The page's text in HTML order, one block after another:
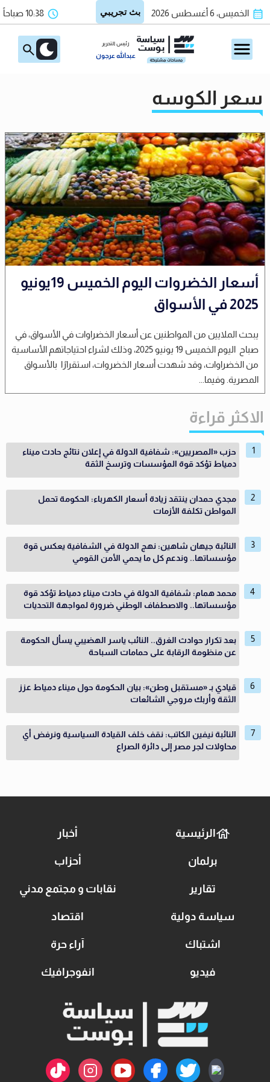
الخميس، 6 أغسطس 2026 10:38 صباحاً
رئيس التحرير
عبدالله عرجون
سعر الكوسه
أسعار الخضروات اليوم الخميس 19يونيو
2025 في الأسواق
يبحث الملايين من المواطنين عن أسعار الخضراوات في الأسواق، في
صباح اليوم الخميس 19 يونيو 2025، وذلك لشراء احتياجاتهم الأساسية
من الخضراوات، وقد شهدت أسعار الخضروات، استقرارًا بالأسواق
المصرية. وفيما...
الاكثر قراءة
حزب «المصريين»: شفافية الدولة في إعلان نتائج حادث ميناء
دمياط تؤكد قوة المؤسسات وترسخ الثقة
مجدي حمدان ينتقد زيادة أسعار الكهرباء: الحكومة تحمل
المواطن تكلفة الأزمات
النائبة جيهان شاهين: نهج الدولة في الشفافية يعكس قوة
مؤسساتها.. وندعم كل ما يحمي الأمن القومي
محمد همام: شفافية الدولة في حادث ميناء دمياط تؤكد قوة
مؤسساتها.. والاصطفاف الوطني ضرورة لمواجهة التحديات
بعد تكرار حوادث الغرق.. النائب ياسر الهضيبي يسأل الحكومة
عن منظومة الرقابة على حمامات السباحة
قيادي بـ «مستقبل وطن»: بيان الحكومة حول ميناء دمياط عزز
الثقة وأربك مروجي الشائعات
النائبة نيفين الكاتب: نقف خلف القيادة السياسية ونرفض أي
محاولات لجر مصر إلى دائرة الصراع
الرئيسية أخبار
برلمان أحزاب
تقارير نقابات و مجتمع مدني
سياسة دولية اقتصاد
اشتباك آراء حرة
فيديو انفوجرافيك